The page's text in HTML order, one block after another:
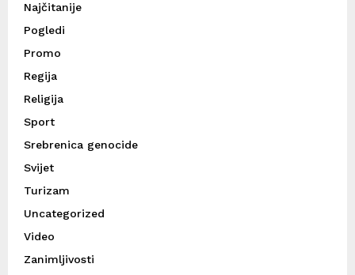
Najčitanije
Pogledi
Promo
Regija
Religija
Sport
Srebrenica genocide
Svijet
Turizam
Uncategorized
Video
Zanimljivosti